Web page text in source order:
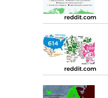
reddit.com
reddit.com